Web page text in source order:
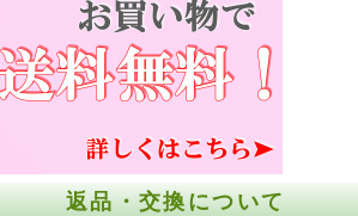
返品・交換について